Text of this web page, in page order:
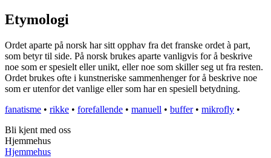
Etymologi
Ordet aparte på norsk har sitt opphav fra det franske ordet à part,
som betyr til side. På norsk brukes aparte vanligvis for å beskrive
noe som er spesielt eller unikt, eller noe som skiller seg ut fra resten.
Ordet brukes ofte i kunstneriske sammenhenger for å beskrive noe
som er utenfor det vanlige eller som har en spesiell betydning.
fanatisme • rikke • forefallende • manuell • buffer• mikrofly •
Bli kjent med oss
Hjemmehus
Hjemmehus